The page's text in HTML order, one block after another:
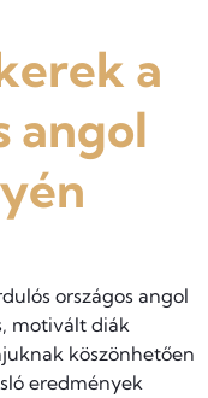
a
angol
országos angol
motivált diák
köszönhetően
eredmények